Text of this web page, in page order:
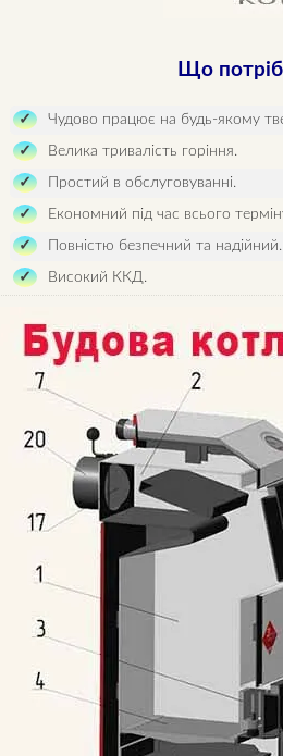
Що
Чудово працює на будь-якому
Велика тривалість горіння.
Простий в обслуговуванні.
Економний під час всього
Повністю безпечний та надійний.
Високий ККД.